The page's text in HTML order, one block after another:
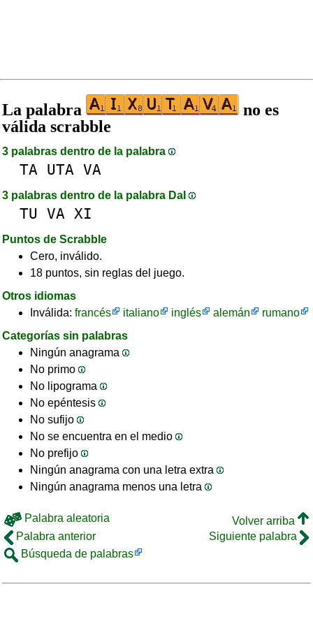
La palabra
no es
válida scrabble
3 palabras dentro de la palabra
TA UTA VA
3 palabras dentro de la palabra DaI
TU VA XI
Puntos de Scrabble
Cero, inválido.
18 puntos, sin reglas del juego.
Otros idiomas
Inválida: francés italiano inglés alemán
rumano
Categorías sin palabras
Ningún anagrama
No primo
No lipograma
No epéntesis
No sufijo
No se encuentra en el medio
No prefijo
Ningún anagrama con una letra extra
Ningún anagrama menos una letra
Palabra aleatoria
Volver arriba
Palabra anterior
Siguiente palabra
Búsqueda de palabras